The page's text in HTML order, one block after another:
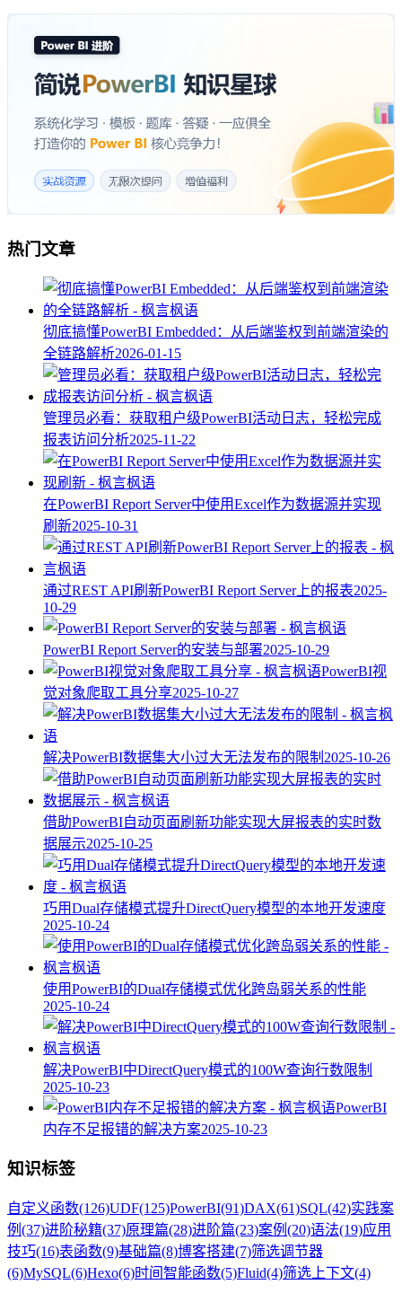
热门文章
彻底搞懂PowerBI Embedded：从后端鉴权到前端渲染的
全链路解析2026-01-15
管理员必看：获取租户级PowerBI活动日志，轻松完成
报表访问分析2025-11-22
在PowerBI Report Server中使用Excel作为数据源并实现
刷新2025-10-31
通过REST API刷新PowerBI Report Server上的报表2025-
10-29
PowerBI Report Server的安装与部署2025-10-29
PowerBI视
觉对象爬取工具分享2025-10-27
解决PowerBI数据集大小过大无法发布的限制 2025-10-26
借助PowerBI自动页面刷新功能实现大屏报表的实时数
据展示2025-10-25
巧用Dual存储模式提升DirectQuery模型的本地开发速度
2025-10-24
使用PowerBI的Dual存储模式优化跨岛弱关系的性能
2025-10-24
解决PowerBI中DirectQuery模式的100W查询行数限制
2025-10-23
PowerBI
内存不足报错的解决方案2025-10-23
知识标签
自定义函数(126)UDF(125)PowerBI(91)DAX(61)SQL(42)实践案
例 (37)进阶秘籍(37)原理篇(28)进阶篇(23)案例 (20)语法(19)应用
技巧(16)表函数(9)基础篇(8)博客搭建(7)筛选调节器
(6)MySQL(6)Hexo(6)时间智能函数(5)Fluid(4)筛选上下文(4)